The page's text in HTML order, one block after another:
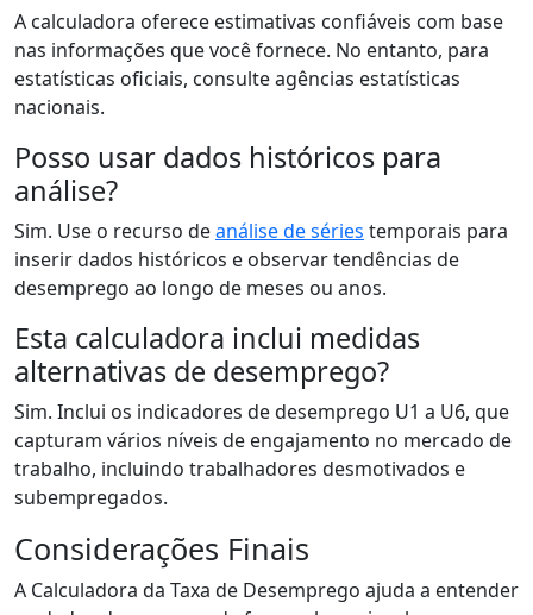
A calculadora oferece estimativas confiáveis com base
nas informações que você fornece. No entanto, para
estatísticas oficiais, consulte agências estatísticas
nacionais.
Posso usar dados históricos para
análise?
Sim. Use o recurso deanálise de séries temporais para
inserir dados históricos e observar tendências de
desemprego ao longo de meses ou anos.
Esta calculadora inclui medidas
alternativas de desemprego?
Sim. Inclui os indicadores de desemprego U1 a U6, que
capturam vários níveis de engajamento no mercado de
trabalho, incluindo trabalhadores desmotivados e
subempregados.
Considerações Finais
A Calculadora da Taxa de Desemprego ajuda a entender